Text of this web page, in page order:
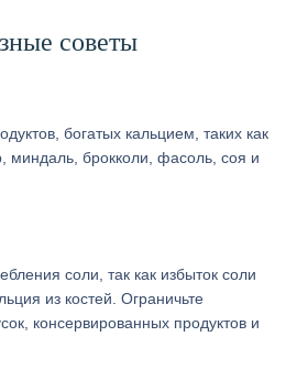
советы
богатых кальцием, таких как
миндаль, брокколи, фасоль, соя и
соли, так как избыток соли
из костей. Ограничьте
консервированных продуктов и